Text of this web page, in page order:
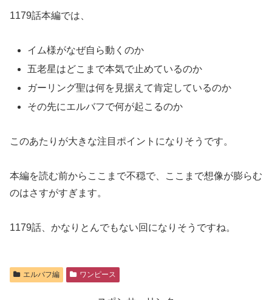
1179話本編では、
イム様がなぜ自ら動くのか
五老星はどこまで本気で止めているのか
ガーリング聖は何を見据えて肯定しているのか
その先にエルバフで何が起こるのか
このあたりが大きな注目ポイントになりそうです。
本編を読む前からここまで不穏で、ここまで想像が膨らむ
のはさすがすぎます。
1179話、かなりとんでもない回になりそうですね。
エルバフ編 ワンピース